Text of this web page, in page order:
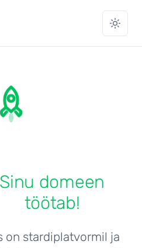
Sinu domeen
töötab!
on stardiplatvormil ja